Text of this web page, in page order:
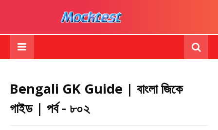
Bengali GK Guide | বাংলা জিকে
গাইড | পর্ব - ৮০২